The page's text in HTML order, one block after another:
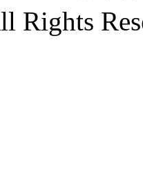
Rights